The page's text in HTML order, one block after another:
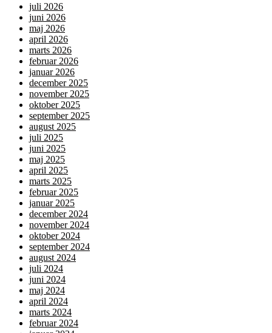
juli 2026
juni 2026
maj 2026
april 2026
marts 2026
februar 2026
januar 2026
december 2025
november 2025
oktober 2025
september 2025
august 2025
juli 2025
juni 2025
maj 2025
april 2025
marts 2025
februar 2025
januar 2025
december 2024
november 2024
oktober 2024
september 2024
august 2024
juli 2024
juni 2024
maj 2024
april 2024
marts 2024
februar 2024